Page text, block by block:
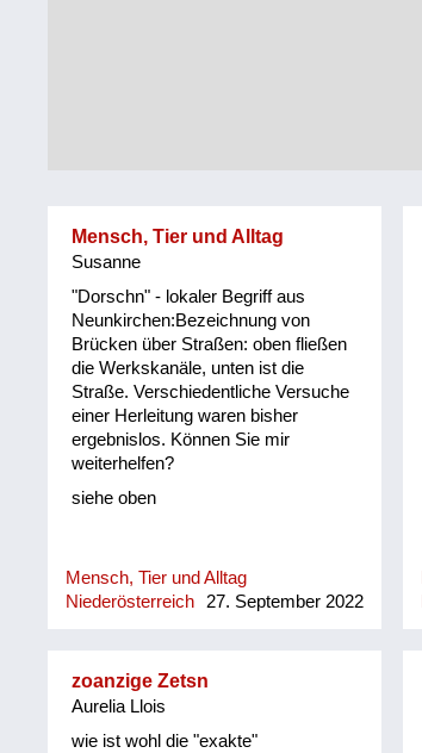
Mensch, Tier und Alltag
Susanne
"Dorschn" - lokaler Begriff aus
Neunkirchen:Bezeichnung von
Brücken über Straßen: oben fließen
die Werkskanäle, unten ist die
Straße. Verschiedentliche Versuche
einer Herleitung waren bisher
ergebnislos. Können Sie mir
weiterhelfen?
siehe oben
Mensch, Tier und Alltag
Niederösterreich
27. September 2022
zoanzige Zetsn
Aurelia Llois
wie ist wohl die "exakte"